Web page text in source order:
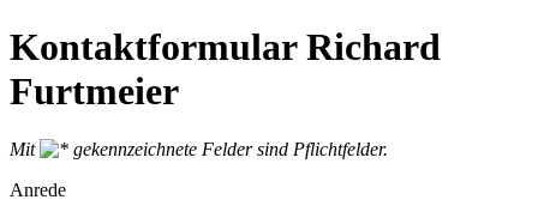
Kontaktformular Richard
Furtmeier
Mit
gekennzeichnete Felder sind Pflichtfelder.
Anrede